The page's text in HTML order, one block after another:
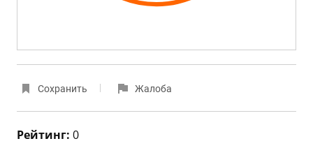
Сохранить Жалоба
Рейтинг: 0